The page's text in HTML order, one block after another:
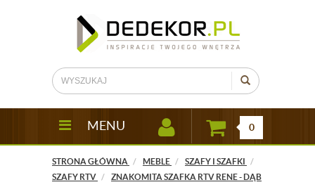
MENU 0
STRONA GŁÓWNA MEBLE
SZAFY I SZAFKI
SZAFY RTV
ZNAKOMITA SZAFKA RTV RENE - DĄB